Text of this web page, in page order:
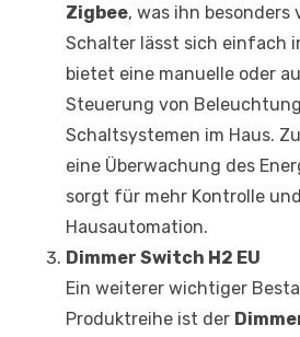
Zigbee, was ihn
Schalter lässt sich einfach
bietet eine manuelle oder
Steuerung von
Schaltsystemen im Haus.
eine Überwachung des
sorgt für mehr Kontrolle
Hausautomation.
Dimmer Switch H2 EU
Ein weiterer wichtiger
Produktreihe ist der